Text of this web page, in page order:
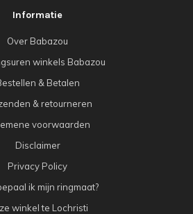
Informatie
Over Babazou
winkels Babazou
& Betalen
& retourneren
voorwaarden
Disclaimer
Privacy Policy
ik mijn ringmaat?
winkel te Lochristi